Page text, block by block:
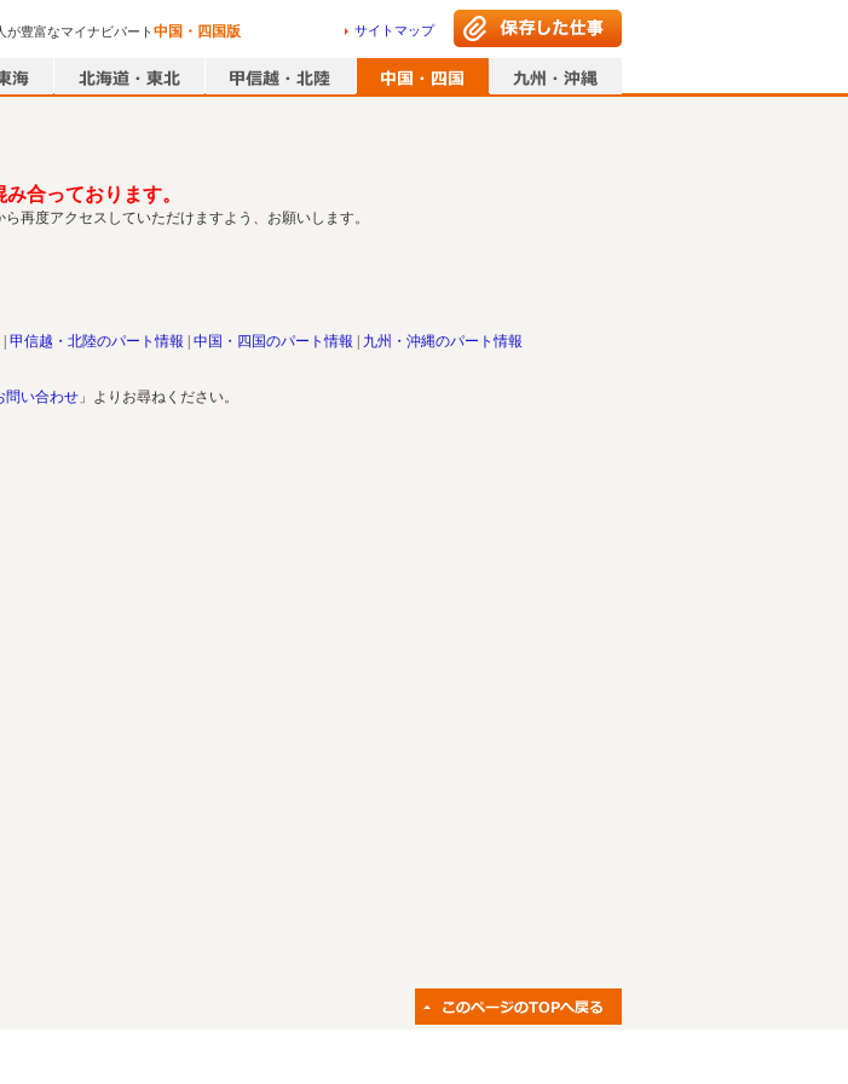
が豊富なマイナビパート中国・四国版 サイトマップ
合っております。
再度アクセスしていただけますよう、お願いします。
甲信越・北陸のパート情報 中国・四国のパート情報 九州・沖縄のパート情報
問い合わせ 」よりお尋ねください。